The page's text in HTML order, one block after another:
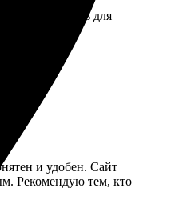
связались для
и удобен. Сайт
Рекомендую тем, кто